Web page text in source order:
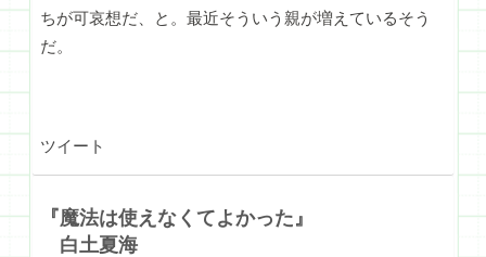
ちが可哀想だ、と。最近そういう親が増えているそう
だ。
ツイート
『魔法は使えなくてよかった』
白土夏海